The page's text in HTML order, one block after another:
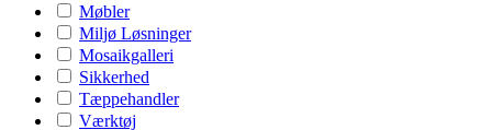
Møbler
Miljø Løsninger
Mosaikgalleri
Sikkerhed
Tæppehandler
Værktøj